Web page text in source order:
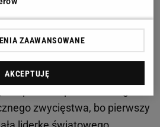
sety. W pierwszym uległa
"Rosjanka nie wypuściła już
W ostatnim gemie, w
zwycięstwa, bo pierwszy
ZAAWANSOWANE
AKCEPTUJĘ